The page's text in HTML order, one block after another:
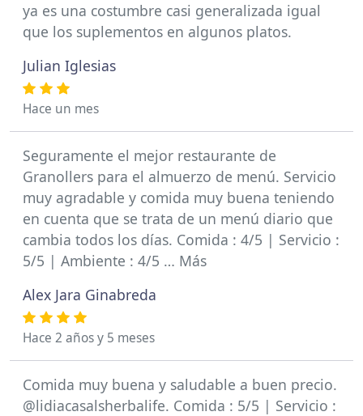
ya es una costumbre casi generalizada igual
que los suplementos en algunos platos.
Julian Iglesias
Hace un mes
Seguramente el mejor restaurante de
Granollers para el almuerzo de menú. Servicio
muy agradable y comida muy buena teniendo
en cuenta que se trata de un menú diario que
cambia todos los días. Comida : 4/5 | Servicio :
5/5 | Ambiente : 4/5 … Más
Alex Jara Ginabreda
Hace 2 años y 5 meses
Comida muy buena y saludable a buen precio.
@lidiacasalsherbalife. Comida : 5/5 | Servicio :